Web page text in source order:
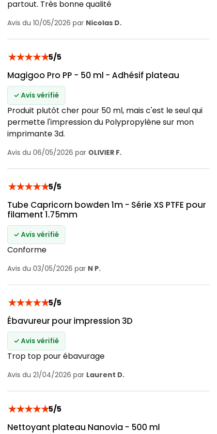
partout. Très bonne qualité
Avis du 10/05/2026 par Nicolas D.
★★★★★5/5
Magigoo Pro PP - 50 ml - Adhésif plateau
✓ Avis vérifié
Produit plutôt cher pour 50 ml, mais c'est le seul qui
permette l'impression du Polypropylène sur mon
imprimante 3d.
Avis du 06/05/2026 par OLIVIER F.
★★★★★5/5
Tube Capricorn bowden 1m - Série XS PTFE pour
filament 1.75mm
✓ Avis vérifié
Conforme
Avis du 03/05/2026 par N P.
★★★★★5/5
Ébavureur pour impression 3D
✓ Avis vérifié
Trop top pour ébavurage
Avis du 21/04/2026 par Laurent D.
★★★★★5/5
Nettoyant plateau Nanovia - 500 ml